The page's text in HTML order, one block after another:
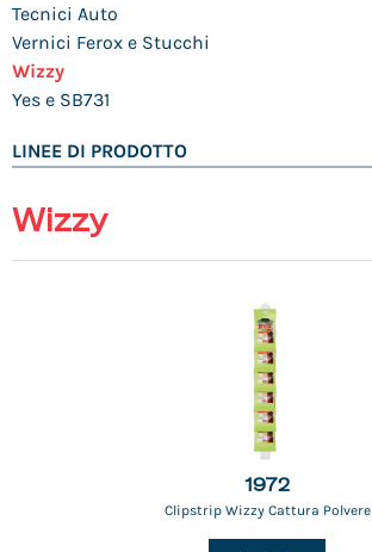
Tecnici Auto
Vernici Ferox e Stucchi
Wizzy
Yes e SB731
LINEE DI PRODOTTO
Wizzy
1972
Clipstrip Wizzy Cattura Polvere